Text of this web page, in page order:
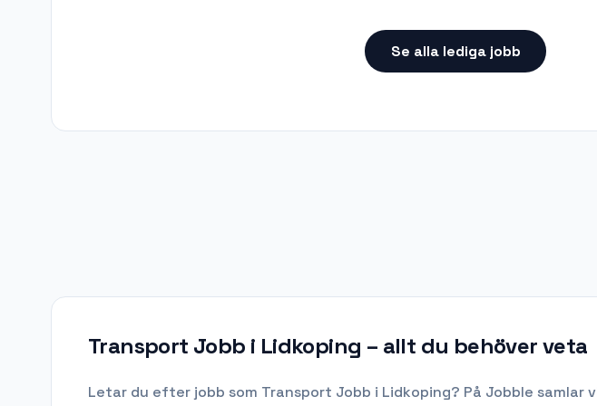
Se alla lediga jobb
Transport Jobb i Lidkoping – allt du behöver veta
Letar du efter jobb som Transport Jobb i Lidkoping? På Jobble samlar